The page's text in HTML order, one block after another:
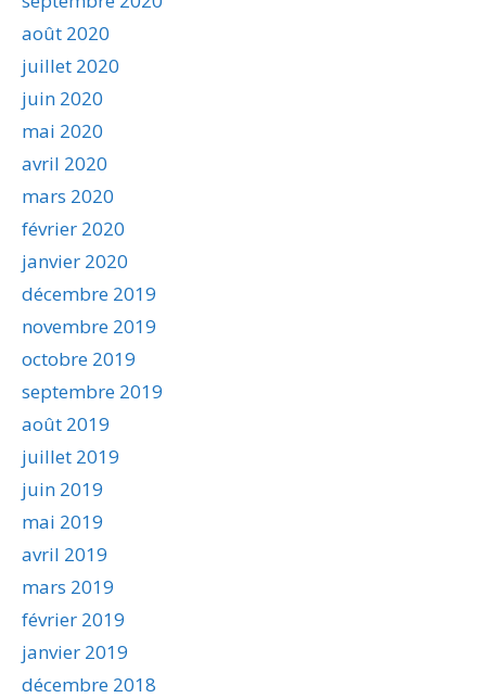
août 2020
juillet 2020
juin 2020
mai 2020
avril 2020
mars 2020
février 2020
janvier 2020
décembre 2019
novembre 2019
octobre 2019
septembre 2019
août 2019
juillet 2019
juin 2019
mai 2019
avril 2019
mars 2019
février 2019
janvier 2019
décembre 2018